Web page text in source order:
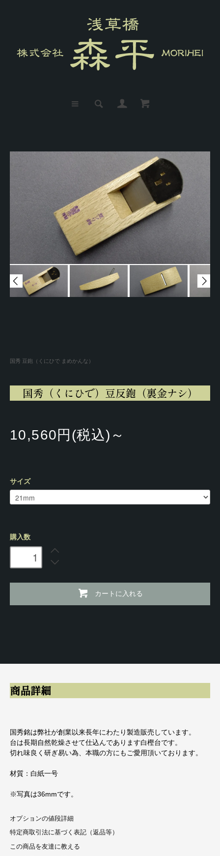
国秀 豆鉋（くにひで まめかんな）
国秀（くにひで）豆反鉋（裏金ナシ）
10,560円(税込)～
サイズ
購入数
カートに入れる
商品詳細
国秀銘は弊社が創業以来長年にわたり製造販売しています。
台は長期自然乾燥させて仕込んであります白樫台です。
切れ味良く研ぎ易い為、本職の方にもご愛用頂いております。
材質：白紙一号
※写真は36mmです。
オプションの値段詳細
特定商取引法に基づく表記（返品等）
この商品を友達に教える